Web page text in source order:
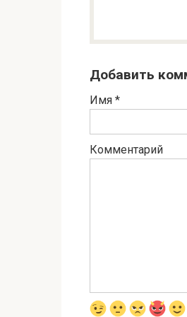
Добавить
Имя *
Комментарий